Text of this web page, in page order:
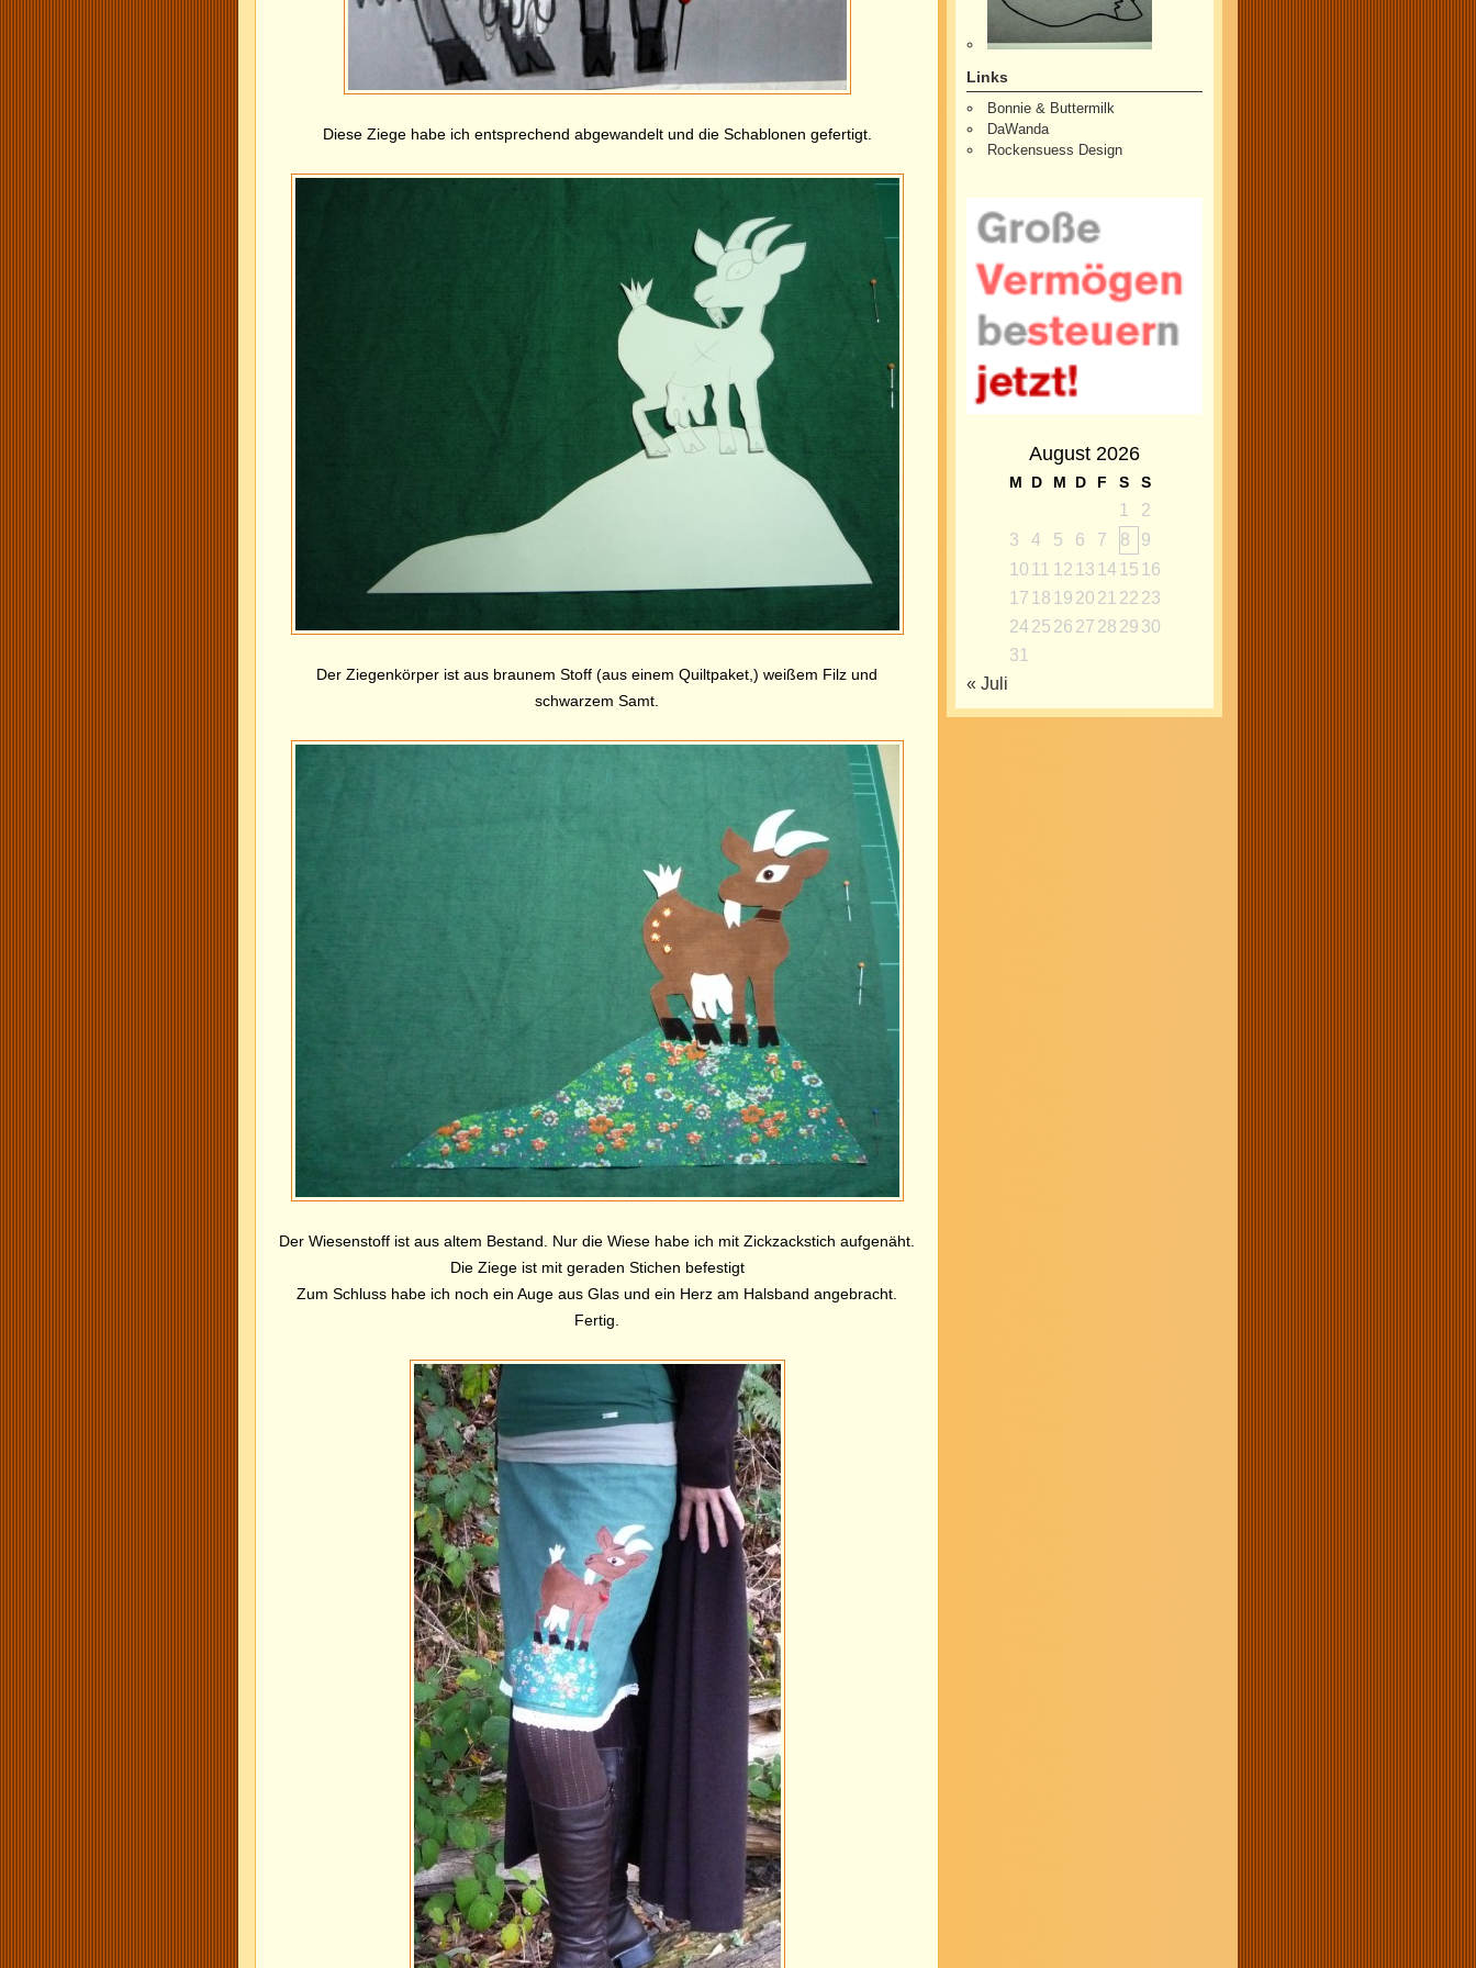
Diese Ziege habe ich entsprechend abgewandelt und die Schablonen gefertigt.
Der Ziegenkörper ist aus braunem Stoff (aus einem Quiltpaket,) weißem Filz und
schwarzem Samt.
Der Wiesenstoff ist aus altem Bestand. Nur die Wiese habe ich mit Zickzackstich aufgenäht.
Die Ziege ist mit geraden Stichen befestigt
Zum Schluss habe ich noch ein Auge aus Glas und ein Herz am Halsband angebracht.
Fertig.
Links
Bonnie & Buttermilk
DaWanda
Rockensuess Design
August 2026
M D M D F S S
1
2
3
4 5 6 7 8
9
10 11 12 13 14 15 16
17 18 19 20 21 22 23
24 25 26 27 28 29 30
31
« Juli